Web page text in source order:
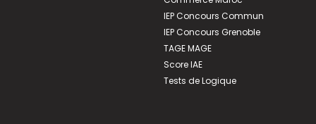
IEP Concours Commun
IEP Concours Grenoble
TAGE MAGE
Score IAE
Tests de Logique